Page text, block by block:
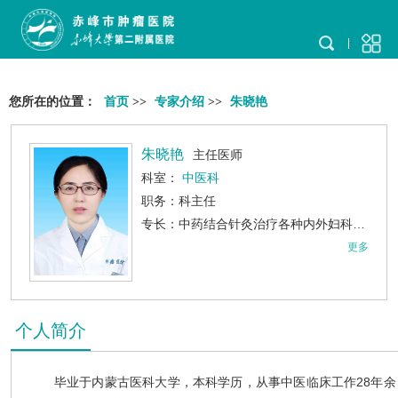
您所在的位置： 首页 >> 专家介绍 >> 朱晓艳
朱晓艳
主任医师
科室： 中医科
职务：科主任
专长：中药结合针灸治疗各种内外妇科杂病，并对神经系统疾病及骨关节疾病有丰富的临床经验。
更多
个人简介
毕业于内蒙古医科大学，本科学历，从事中医临床工作28年